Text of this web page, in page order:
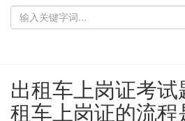
出租车上岗证考试
租车上岗证的流程